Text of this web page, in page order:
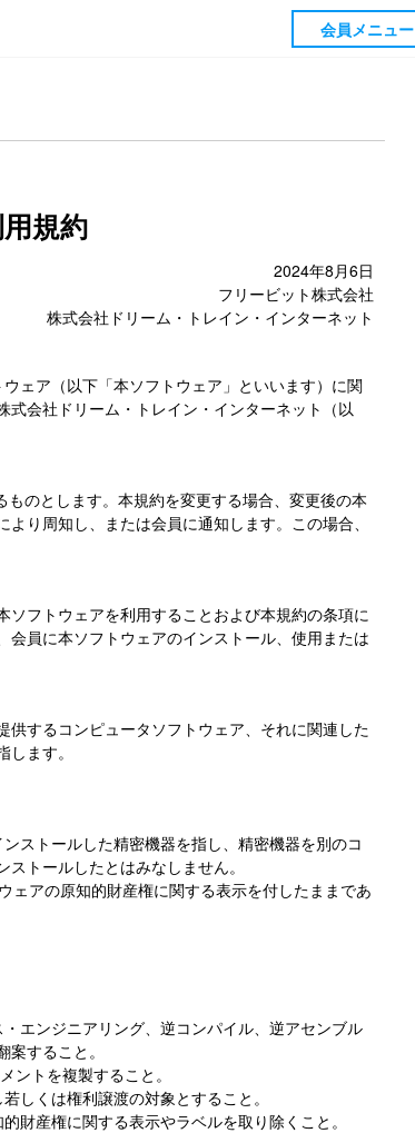
会員メニュー
規約
2024年8月6日
フリービット株式会社
株式会社ドリーム・トレイン・インターネット
ェア（以下「本ソフトウェア」といいます）に関
会社ドリーム・トレイン・インターネット（以
のとします。本規約を変更する場合、変更後の本
り周知し、または会員に通知します。この場合、
フトウェアを利用することおよび本規約の条項に
員に本ソフトウェアのインストール、使用または
するコンピュータソフトウェア、それに関連した
ます。
ストールした精密機器を指し、精密機器を別のコ
トールしたとはみなしません。
ェアの原知的財産権に関する表示を付したままであ
エンジニアリング、逆コンパイル、逆アセンブル
すること。
ントを複製すること。
しくは権利譲渡の対象とすること。
財産権に関する表示やラベルを取り除くこと。